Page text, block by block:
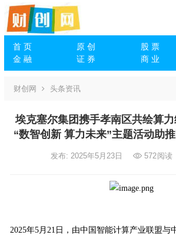
首 页 原 创 股 票
金 融
证 券 商 业
财创网 头条资讯
埃克塞尔集团携手孝南区共绘算
“数智创新 算力未来”主题活动助
发布: 2025年5月23日 572阅读
2025年5月21日，由中国智能计算产业联盟与